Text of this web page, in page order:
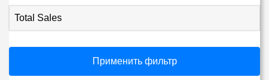
Total Sales
Применить фильтр